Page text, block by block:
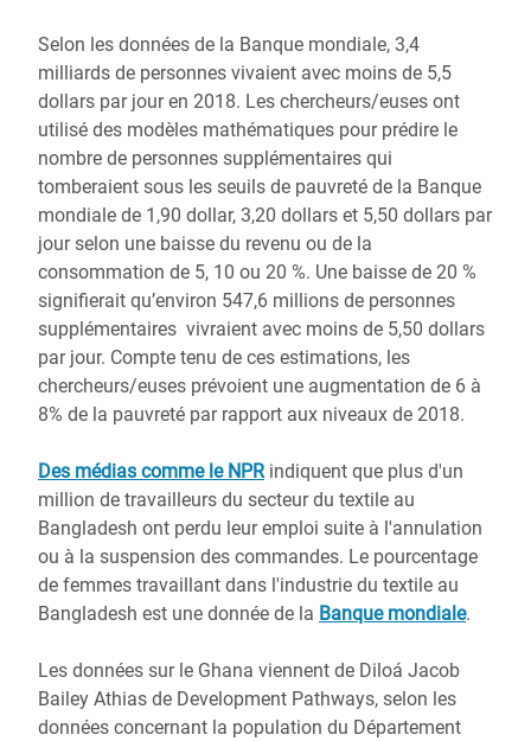
Selon les données de la Banque mondiale, 3,4
milliards de personnes vivaient avec moins de 5,5
dollars par jour en 2018. Les chercheurs/euses ont
utilisé des modèles mathématiques pour prédire le
nombre de personnes supplémentaires qui
tomberaient sous les seuils de pauvreté de la Banque
mondiale de 1,90 dollar, 3,20 dollars et 5,50 dollars par
jour selon une baisse du revenu ou de la
consommation de 5, 10 ou 20 %. Une baisse de 20 %
signifierait qu’environ 547,6 millions de personnes
supplémentaires vivraient avec moins de 5,50 dollars
par jour. Compte tenu de ces estimations, les
chercheurs/euses prévoient une augmentation de 6 à
8% de la pauvreté par rapport aux niveaux de 2018.
Des médias comme le NPRindiquent que plus d'un
million de travailleurs du secteur du textile au
Bangladesh ont perdu leur emploi suite à l'annulation
ou à la suspension des commandes. Le pourcentage
de femmes travaillant dans l'industrie du textile au
Bangladesh est une donnée de la Banque mondiale.
Les données sur le Ghana viennent de Diloá Jacob
Bailey Athias de Development Pathways, selon les
données concernant la population du Département